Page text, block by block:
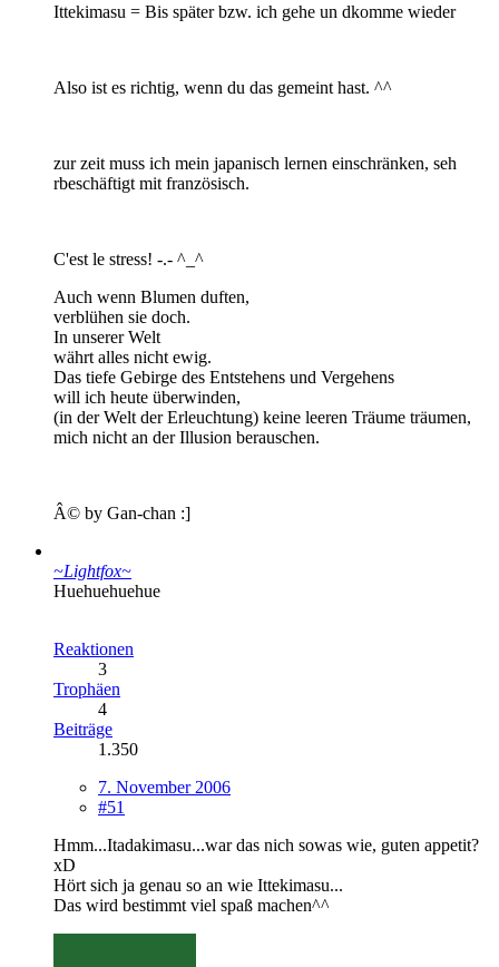
Ittekimasu = Bis später bzw. ich gehe un dkomme wieder
Also ist es richtig, wenn du das gemeint hast. ^^
zur zeit muss ich mein japanisch lernen einschränken, seh
rbeschäftigt mit französisch.
C'est le stress! -.- ^_^
Auch wenn Blumen duften,
verblühen sie doch.
In unserer Welt
währt alles nicht ewig.
Das tiefe Gebirge des Entstehens und Vergehens
will ich heute überwinden,
(in der Welt der Erleuchtung) keine leeren Träume träumen,
mich nicht an der Illusion berauschen.
Â© by Gan-chan :]
~Lightfox~
Huehuehuehue
Reaktionen
3
Trophäen
4
Beiträge
1.350
7. November 2006
#51
Hmm...Itadakimasu...war das nich sowas wie, guten appetit?
xD
Hört sich ja genau so an wie Ittekimasu...
Das wird bestimmt viel spaß machen^^